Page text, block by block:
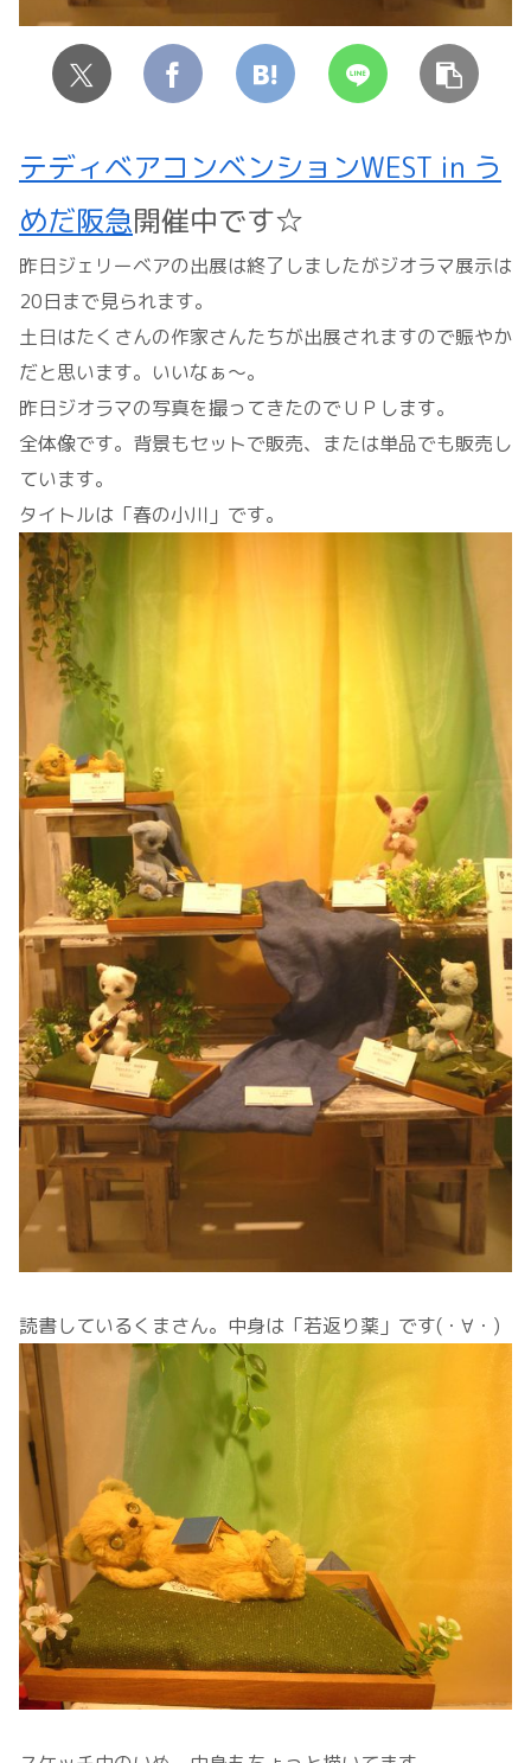
テディベアコンベンションWEST in う
めだ阪急開催中です☆
昨日ジェリーベアの出展は終了しましたがジオラマ展示は
20日まで見られます。
土日はたくさんの作家さんたちが出展されますので賑やか
だと思います。いいなぁ～。
昨日ジオラマの写真を撮ってきたのでＵＰします。
全体像です。背景もセットで販売、または単品でも販売し
ています。
タイトルは「春の小川」です。
読書しているくまさん。中身は「若返り薬」です(・∀・)